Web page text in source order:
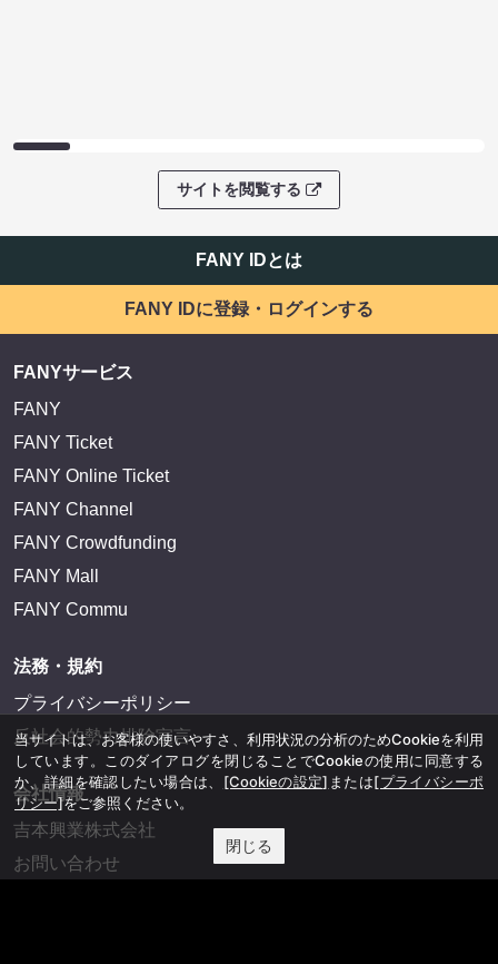
サイトを閲覧する
FANY IDとは
FANY IDに登録・ログインする
FANYサービス
FANY
FANY Ticket
FANY Online Ticket
FANY Channel
FANY Crowdfunding
FANY Mall
FANY Commu
法務・規約
プライバシーポリシー
反社会的勢力排除宣言
会社情報
吉本興業株式会社
お問い合わせ
当サイトは、お客様の使いやすさ、利用状況の分析のためCookieを利用
しています。このダイアログを閉じることでCookieの使用に同意する
か、詳細を確認したい場合は、 [Cookieの設定] または[プライバシーポ
リシー]をご参照ください。
閉じる